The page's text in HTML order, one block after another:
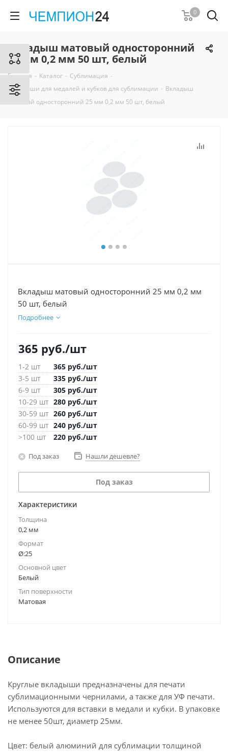
0
Вкладыш матовый односторонний
25 мм 0,2 мм 50 шт, белый
Главная - Каталог - Сублимация -
Вкладыши для медалей и кубков для сублимации - Вкладыш
матовый односторонний 25 мм 0,2 мм 50 шт, белый
Вкладыш матовый односторонний 25 мм 0,2 мм
50 шт, белый
Подробнее
365 руб./шт
1-2 шт 365 руб./шт
3-5 шт
335 руб./шт
6-9 шт
305 руб./шт
10-29 шт 280 руб./шт
30-59 шт 260 руб./шт
60-99 шт 240 руб./шт
>100 шт
220 руб./шт
Под заказ Нашли дешевле?
Под заказ
Характеристики
Толщина
0,2 мм
Формат
Ø:25
Основной цвет
Белый
Тип поверхности
Матовая
Описание
Круглые вкладыши предназначены для печати
сублимационными чернилами, а также для УФ печати.
Используются для вставки в медали и кубки. В упаковке
не менее 50шт, диаметр 25мм.
Цвет: белый алюминий для сублимации толщиной